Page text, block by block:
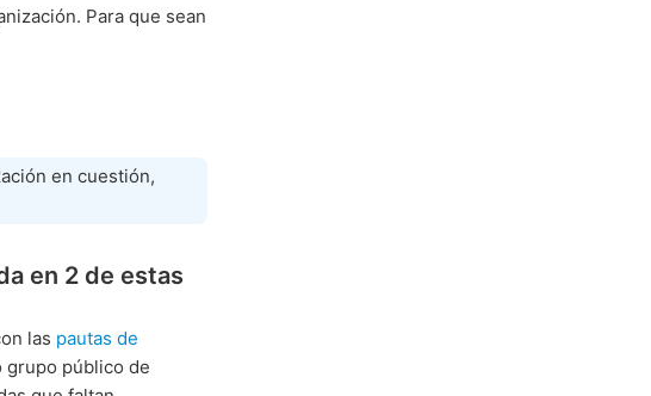
Para que sean
en cuestión,
en 2 de estas
las pautas de
grupo público de